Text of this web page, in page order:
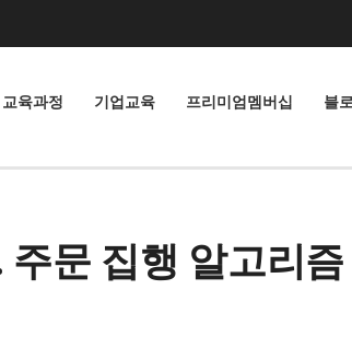
교육과정 기업교육 프리미엄멤버십 블
문 집행 알고리즘